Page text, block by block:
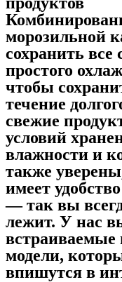
морозильной
сохранить все
простого
чтобы
течение
свежие
условий
влажности и
также
имеет
— так вы
лежит. У нас
встраиваемые
модели,
впишутся в